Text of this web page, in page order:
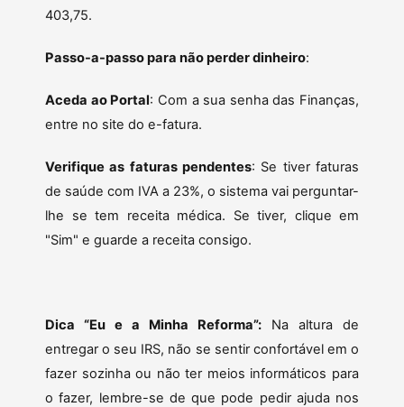
403,75.
Passo-a-passo para não perder dinheiro:
Aceda ao Portal: Com a sua senha das Finanças,
entre no site do e-fatura.
Verifique as faturas pendentes: Se tiver faturas
de saúde com IVA a 23%, o sistema vai perguntar-
lhe se tem receita médica. Se tiver, clique em
"Sim" e guarde a receita consigo.
Dica “Eu e a Minha Reforma”: Na altura de
entregar o seu IRS, não se sentir confortável em o
fazer sozinha ou não ter meios informáticos para
o fazer, lembre-se de que pode pedir ajuda nos